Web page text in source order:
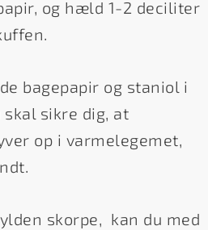
og hæld 1-2 deciliter
bagepapir og staniol i
sikre dig, at
op i varmelegemet,
skorpe, kan du med